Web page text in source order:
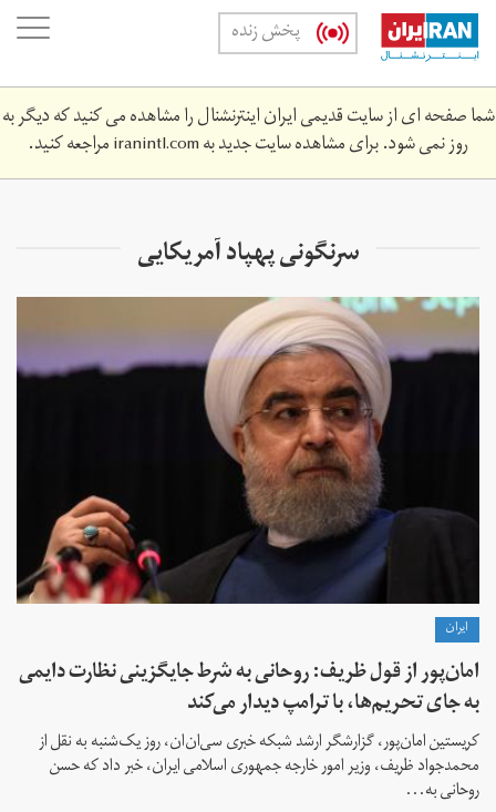
Skip
main
content
پخش زنده
شما صفحه ای از سایت قدیمی ایران اینترنشنال را مشاهده می کنید که دیگر به
روز نمی شود. برای مشاهده سایت جدید بهiranintl.comمراجعه کنید.
سرنگونی پهپاد آمریکایی
ايران
امان‌پور از قول ظریف: روحانی به شرط جایگزینی نظارت دایمی
به جای تحریم‌ها، با ترامپ دیدار می‌کند
کریستین امان‌پور، گزارشگر ارشد شبکه خبری سی‌ان‌ان، روز یک‌شنبه به نقل از
محمدجواد ظریف، وزیر امور خارجه جمهوری اسلامی ایران، خبر داد که حسن
روحانی به...